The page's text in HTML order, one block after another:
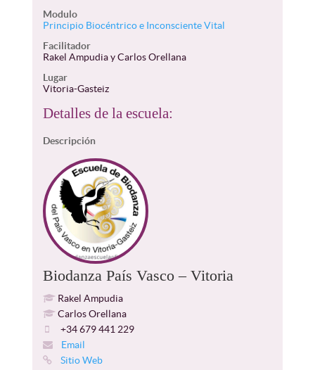
Modulo
Principio Biocéntrico e Inconsciente Vital
Facilitador
Rakel Ampudia y Carlos Orellana
Lugar
Vitoria-Gasteiz
Detalles de la escuela:
Descripción
Biodanza País Vasco – Vitoria
Rakel Ampudia
Carlos Orellana
+34 679 441 229
Email
Sitio Web